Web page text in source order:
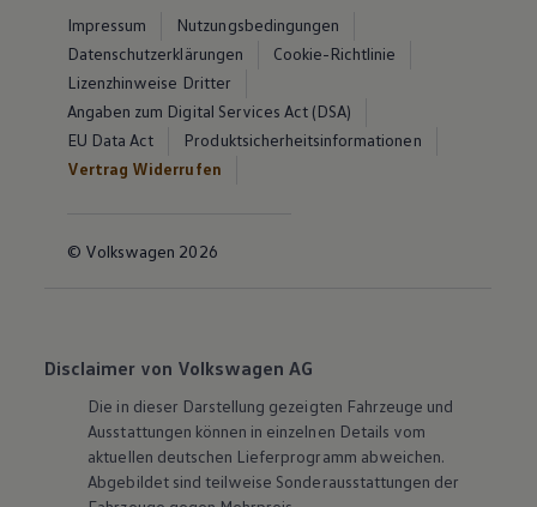
Impressum
Nutzungsbedingungen
Datenschutzerklärungen
Cookie-Richtlinie
Lizenzhinweise Dritter
Angaben zum Digital Services Act (DSA)
EU Data Act
Produktsicherheitsinformationen
Vertrag Widerrufen
© Volkswagen 2026
Disclaimer von Volkswagen AG
Die in dieser Darstellung gezeigten Fahrzeuge und
Ausstattungen können in einzelnen Details vom
aktuellen deutschen Lieferprogramm abweichen.
Abgebildet sind teilweise Sonderausstattungen der